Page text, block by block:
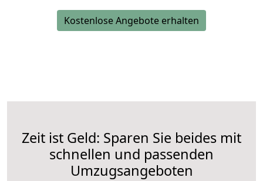
Kostenlose Angebote erhalten
Zeit ist Geld: Sparen Sie beides mit
schnellen und passenden
Umzugsangeboten